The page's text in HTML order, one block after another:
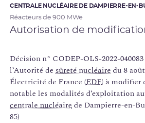
CENTRALE NUCLÉAIRE DE DAMPIERRE-EN-
Réacteurs de 900 MWe
Autorisation de
Décision n° CODEP-OLS-2022-
l’Autorité de sûreté nucléaire du 8
Électricité de France (EDF) à modifier
notable les modalités d’exploitation
centrale nucléairede Dampierre-en-
85)